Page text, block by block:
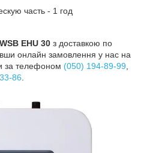
часть - 1 год
EHU 30 з доставкою по
онлайн замовлення у нас на
за телефоном (050) 194-89-99
86